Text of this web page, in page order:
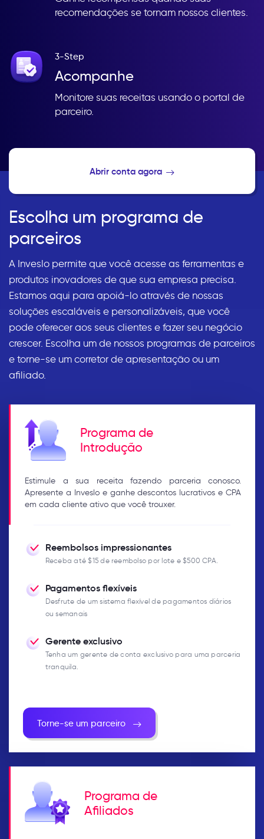
recomendações se tornam nossos clientes.
3-Step
Acompanhe
Monitore suas receitas usando o portal de
parceiro.
Abrir conta agora
Escolha um programa de
parceiros
A Inveslo permite que você acesse as ferramentas e
produtos inovadores de que sua empresa precisa.
Estamos aqui para apoiá-lo através de nossas
soluções escaláveis e personalizáveis, que você
pode oferecer aos seus clientes e fazer seu negócio
crescer. Escolha um de nossos programas de parceiros
e torne-se um corretor de apresentação ou um
afiliado.
Programa de
Introdução
Estimule a sua receita fazendo parceria conosco.
Apresente a Inveslo e ganhe descontos lucrativos e CPA
em cada cliente ativo que você trouxer.
Reembolsos impressionantes
Receba até $15 de reembolso por lote e $500 CPA.
Pagamentos flexíveis
Desfrute de um sistema flexível de pagamentos diários
ou semanais
Gerente exclusivo
Tenha um gerente de conta exclusivo para uma parceria
tranquila.
Torne-se um parceiro
Programa de
Afiliados